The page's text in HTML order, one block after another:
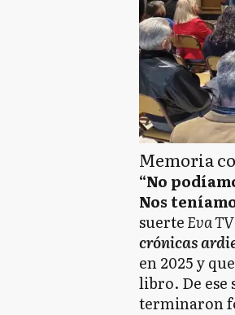
Memoria
“No
Nos
suerteEva TV
crónicas
en 2025 y
libro. De ese
terminaron